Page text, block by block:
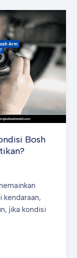
Bosh
kendaraan,
jika kondisi